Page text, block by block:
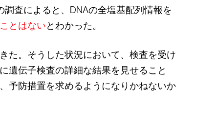
調査によると、DNAの全塩基配列情報を
とはないとわかった。
た。そうした状況において、検査を受け
に遺伝子検査の詳細な結果を見せること
予防措置を求めるようになりかねないか